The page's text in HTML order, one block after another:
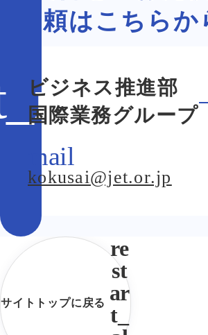
頼はこちらか
ビジネス推進部
国際業務グループ
kokusai@jet.or.jp
サイトトップに戻る